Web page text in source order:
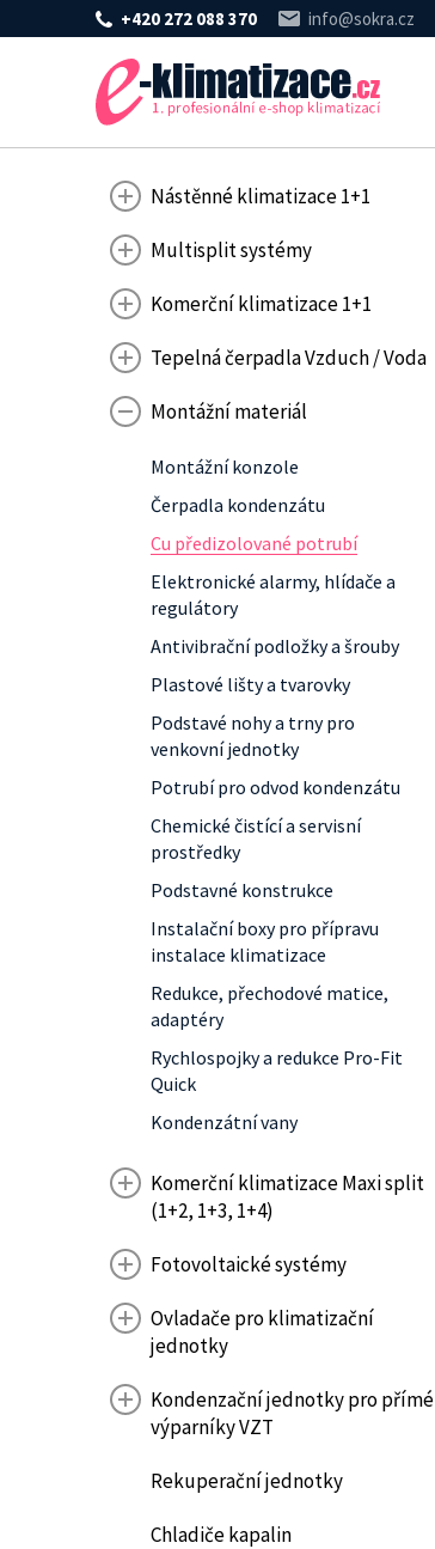
+420 272 088 370 info@sokra.cz
Nástěnné klimatizace 1+1
Multisplit systémy
Komerční klimatizace 1+1
Tepelná čerpadla Vzduch / Voda
Montážní materiál
Montážní konzole
Čerpadla kondenzátu
Cu předizolované potrubí
Elektronické alarmy, hlídače a
regulátory
Antivibrační podložky a šrouby
Plastové lišty a tvarovky
Podstavé nohy a trny pro
venkovní jednotky
Potrubí pro odvod kondenzátu
Chemické čistící a servisní
prostředky
Podstavné konstrukce
Instalační boxy pro přípravu
instalace klimatizace
Redukce, přechodové matice,
adaptéry
Rychlospojky a redukce Pro-Fit
Quick
Kondenzátní vany
Komerční klimatizace Maxi split
(1+2, 1+3, 1+4)
Fotovoltaické systémy
Ovladače pro klimatizační
jednotky
Kondenzační jednotky pro přímé
výparníky VZT
Rekuperační jednotky
Chladiče kapalin